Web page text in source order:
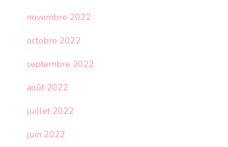
novembre 2022
octobre 2022
septembre 2022
août 2022
juillet 2022
juin 2022